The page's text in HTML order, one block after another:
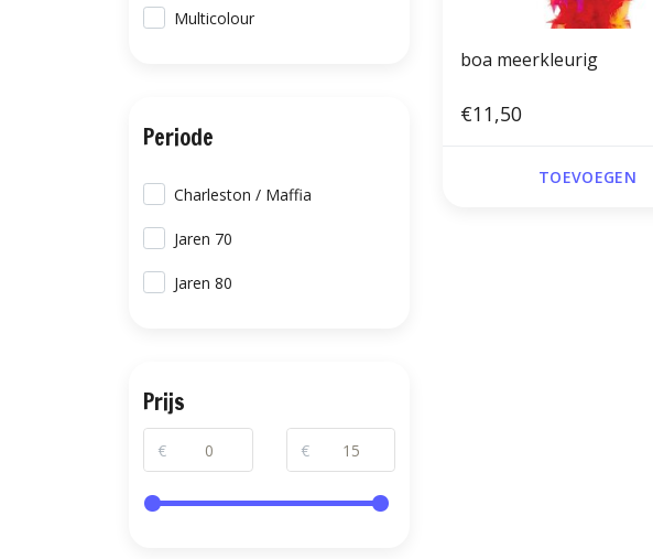
boa meerkleurig
€11,50
TOEVOEGEN
Multicolour
Periode
Charleston / Maffia
Jaren 70
Jaren 80
Prijs
€ €